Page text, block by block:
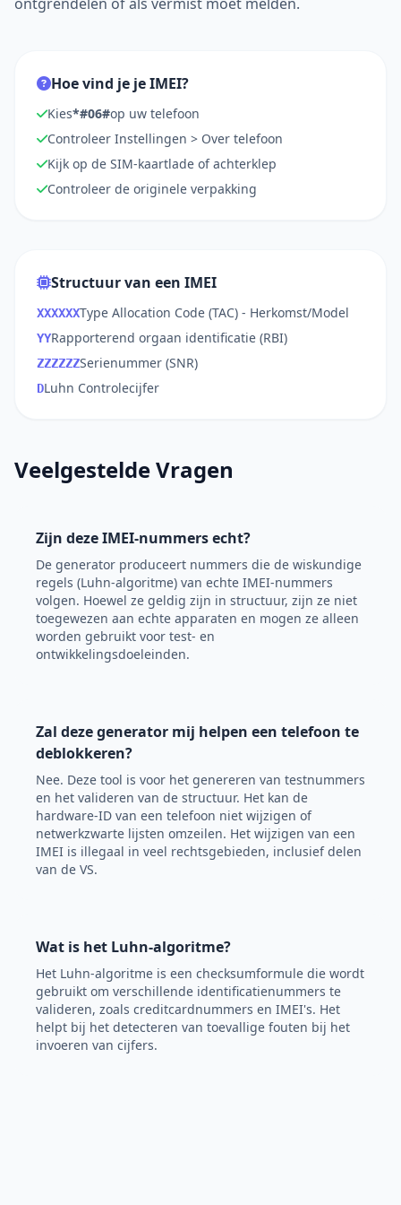
352286115723016
Hoe vind je je IMEI?
Kies*#06#op uw telefoon
Controleer Instellingen > Over telefoon
Kijk op de SIM-kaartlade of achterklep
Controleer de originele verpakking
Structuur van een IMEI
XXXXXXType Allocation Code (TAC) - Herkomst/Model
YYRapporterend orgaan identificatie (RBI)
ZZZZZZSerienummer (SNR)
DLuhn Controlecijfer
Veelgestelde Vragen
Zijn deze IMEI-nummers echt?
De generator produceert nummers die de wiskundige
regels (Luhn-algoritme) van echte IMEI-nummers
volgen. Hoewel ze geldig zijn in structuur, zijn ze niet
toegewezen aan echte apparaten en mogen ze alleen
worden gebruikt voor test- en
ontwikkelingsdoeleinden.
Zal deze generator mij helpen een telefoon te
deblokkeren?
Nee. Deze tool is voor het genereren van testnummers
en het valideren van de structuur. Het kan de
hardware-ID van een telefoon niet wijzigen of
netwerkzwarte lijsten omzeilen. Het wijzigen van een
IMEI is illegaal in veel rechtsgebieden, inclusief delen
van de VS.
Wat is het Luhn-algoritme?
Het Luhn-algoritme is een checksumformule die wordt
gebruikt om verschillende identificatienummers te
valideren, zoals creditcardnummers en IMEI's. Het
helpt bij het detecteren van toevallige fouten bij het
invoeren van cijfers.